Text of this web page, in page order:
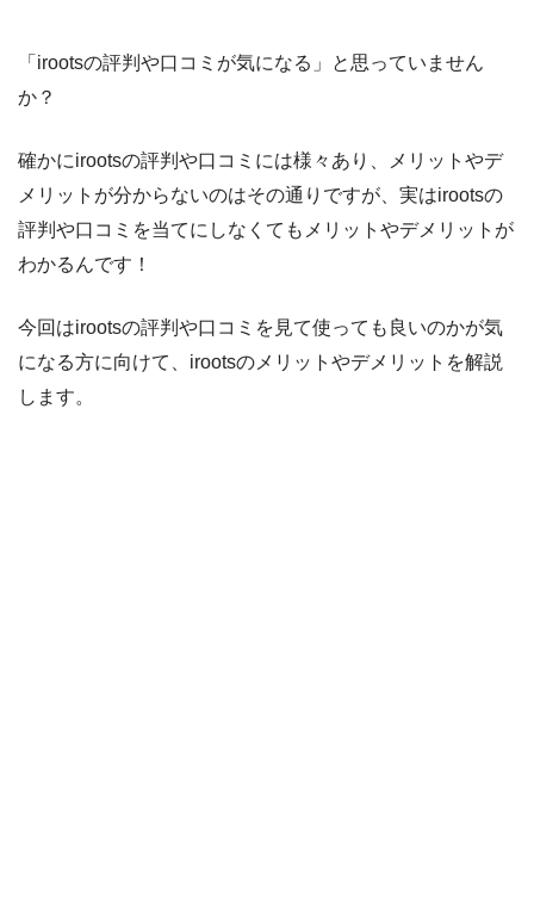
「irootsの評判や口コミが気になる」と思っていません
か？
確かにirootsの評判や口コミには様々あり、メリットやデ
メリットが分からないのはその通りですが、実はirootsの
評判や口コミを当てにしなくてもメリットやデメリットが
わかるんです！
今回はirootsの評判や口コミを見て使っても良いのかが気
になる方に向けて、irootsのメリットやデメリットを解説
します。